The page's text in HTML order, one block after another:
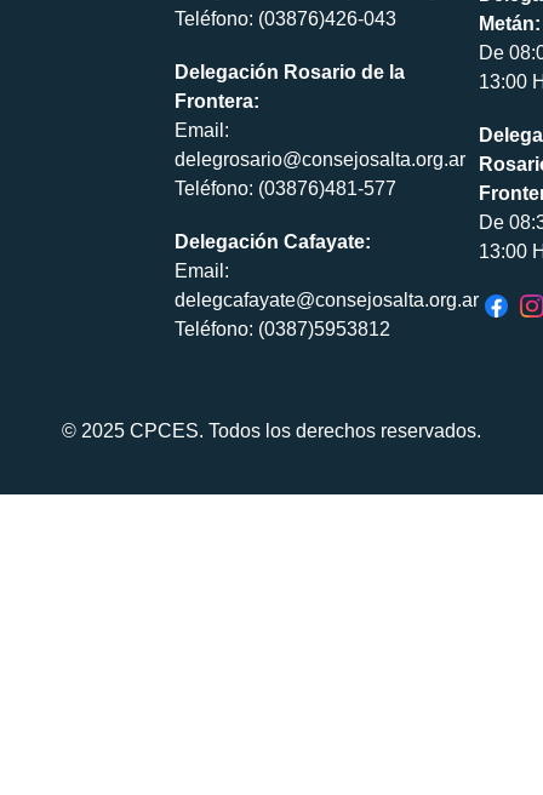
Teléfono: (03876)426-043
Delegación Rosario de la
Frontera:
Email:
delegrosario@consejosalta.org.ar
Teléfono: (03876)481-577
Delegación Cafayate:
Email:
delegcafayate@consejosalta.org.ar
Teléfono: (0387)5953812
Metán:
De
13:00
De
13:00
© 2025 CPCES. Todos los derechos reservados.